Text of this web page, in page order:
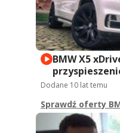
BMW X5
Dodane 10 lat temu
Sprawdź oferty